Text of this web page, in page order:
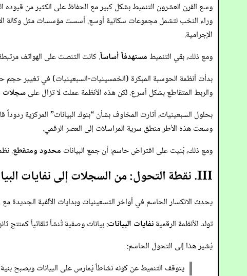
وسع القرن العشرون التنميط بشكل كبير مع الحفاظ على الكثير من قيوده
وراء النخب لتشمل مجموعات سكانية أوسع. أسست مؤسسات مثل وكالة
الإجرامية.
ومع ذلك، بقي التنميطمستهدفاً أساساً. كانت التنصت على الهواتف
بدأت أنظمة الحوسبة المبكرة (الخمسينيات-السبعينيات) في تغيير حجم
والربط المتقاطع بشكل أسرع. لكن هذه الأنظمة عملت لا تزال علىسجلات
وسعت هذه الأطر منطق سرية المراسلات إلى العصر الرقمي.
ومع ذلك، بُنيت على افتراض حاسم: أن جمع البيانات محدود ومتقطع.
III. نقطة التحول: من السجلات إلى نفايات البيانات
يحدث الانكسار الحاسم في أواخر التسعينيات وبدايات الألفية
تولد الأنظمة الرقميةنفايات البيانات: بيانات وصفية تُنشأ تلقائياً كمنتج
يُشير هذا إلى التحول الحاسم:
يتوقف التنميط عن كونه نشاطاً يُمارس على البيانات ويصبح